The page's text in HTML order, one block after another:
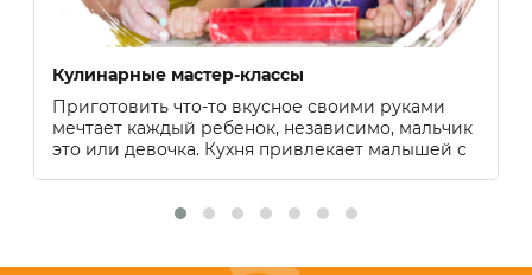
Кулинарные мастер-классы
Приготовить что-то вкусное своими руками
мечтает каждый ребенок, независимо, мальчик
это или девочка. Кухня привлекает малышей с
такой интерес, многие родители организуют